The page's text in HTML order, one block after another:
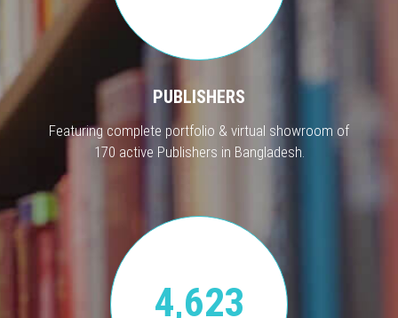
PUBLISHERS
Featuring complete portfolio & virtual showroom of
170 active Publishers in Bangladesh.
4,623